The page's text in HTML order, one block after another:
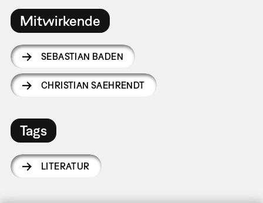
Mitwirkende
SEBASTIAN BADEN
CHRISTIAN SAEHRENDT
Tags
LITERATUR